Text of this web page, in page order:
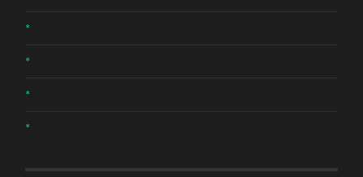
*
*
*
*